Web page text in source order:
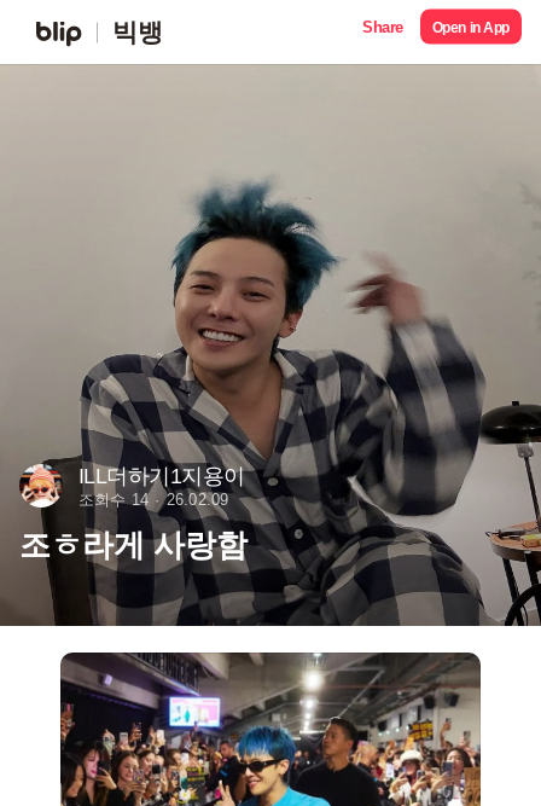
빅뱅 Share Open in App
ILL더하기1지용이
조회수 14 26.02.09
조ㅎ라게 사랑함